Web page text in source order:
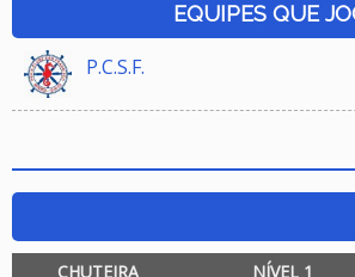
EQUIPES QUE
P.C.S.F.
CHUTEIRA NÍVEL 1